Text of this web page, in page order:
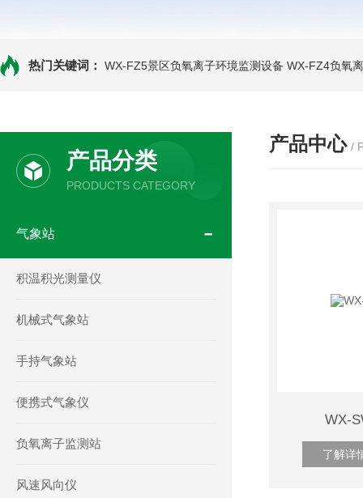
热门关键词： WX-FZ5景区负氧离子环境监测设备 WX-FZ4负氧
产品分类
PRODUCTS CATEGORY
气象站
积温积光测量仪
机械式气象站
手持气象站
便携式气象仪
负氧离子监测站
风速风向仪
产品中心 /
WX-
了解详